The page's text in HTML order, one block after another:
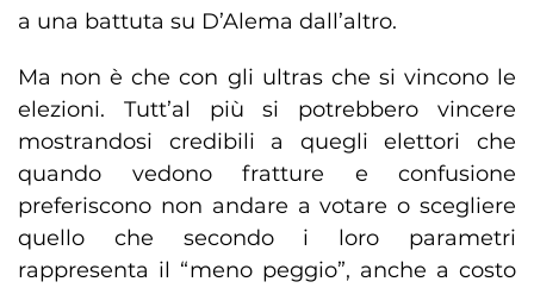
a una battuta su D’Alema dall’altro.
Ma non è che con gli ultras che si vincono le
elezioni. Tutt’al più si potrebbero vincere
mostrandosi credibili a quegli elettori che
quando vedono fratture e confusione
preferiscono non andare a votare o scegliere
quello che secondo i loro parametri
rappresenta il “meno peggio”, anche a costo